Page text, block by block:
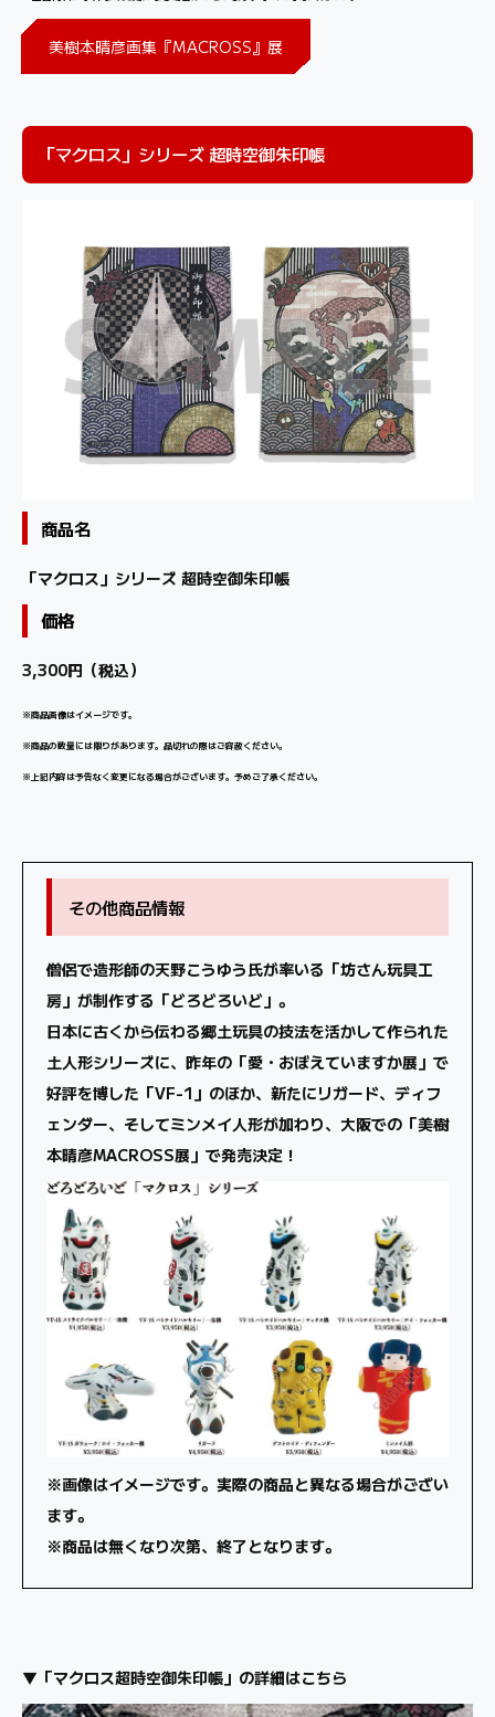
美樹本晴彦画集『MACROSS』展
「マクロス」シリーズ 超時空御朱印帳
商品名
「マクロス」シリーズ 超時空御朱印帳
価格
3,300円（税込）
※商品画像はイメージです。
※商品の数量には限りがあります。品切れの際はご容赦ください。
※上記内容は予告なく変更になる場合がございます。予めご了承ください。
その他商品情報
僧侶で造形師の天野こうゆう氏が率いる「坊さん玩具工
房」が制作する「どろどろいど」。
日本に古くから伝わる郷土玩具の技法を活かして作られた
土人形シリーズに、昨年の「愛・おぼえていますか展」で
好評を博した「VF-1」のほか、新たにリガード、ディフ
ェンダー、そしてミンメイ人形が加わり、大阪での「美樹
本晴彦MACROSS展」で発売決定！
※画像はイメージです。実際の商品と異なる場合がござい
ます。
※商品は無くなり次第、終了となります。
▼「マクロス超時空御朱印帳」の詳細はこちら